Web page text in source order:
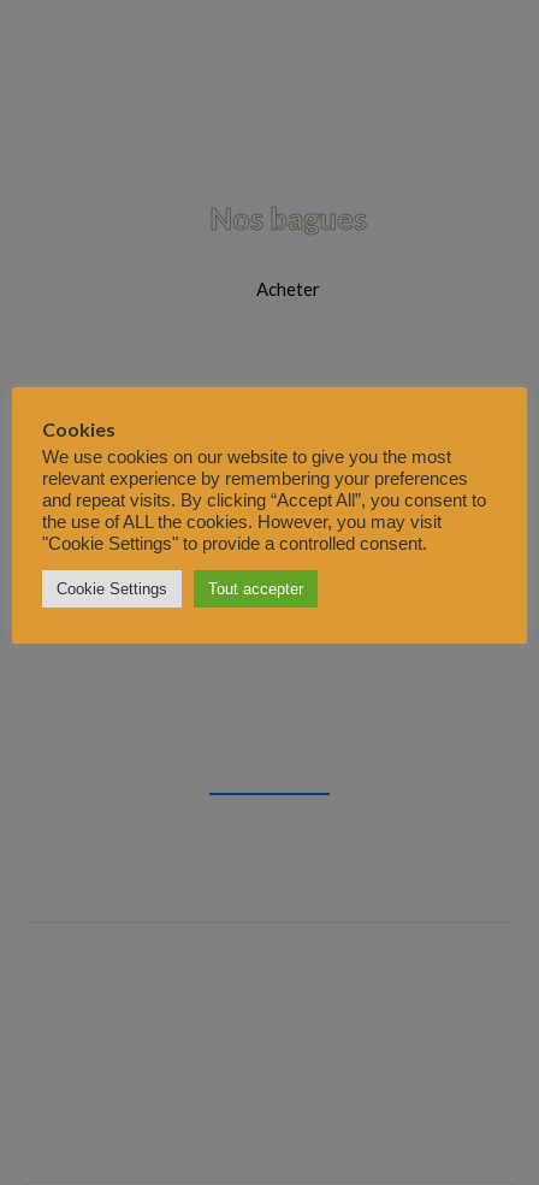
Nos bagues
Acheter
Nos bonnes affaires
Acheter
Cookies
We use cookies on our website to give you the most
relevant experience by remembering your preferences
and repeat visits. By clicking “Accept All”, you consent to
the use of ALL the cookies. However, you may visit
"Cookie Settings" to provide a controlled consent.
Cookie Settings Tout accepter